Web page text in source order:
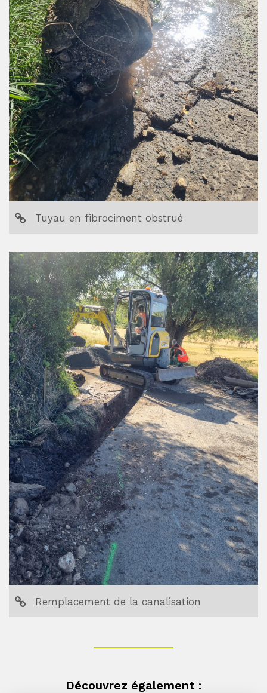
Tuyau en fibrociment obstrué
Remplacement de la canalisation
Découvrez également :